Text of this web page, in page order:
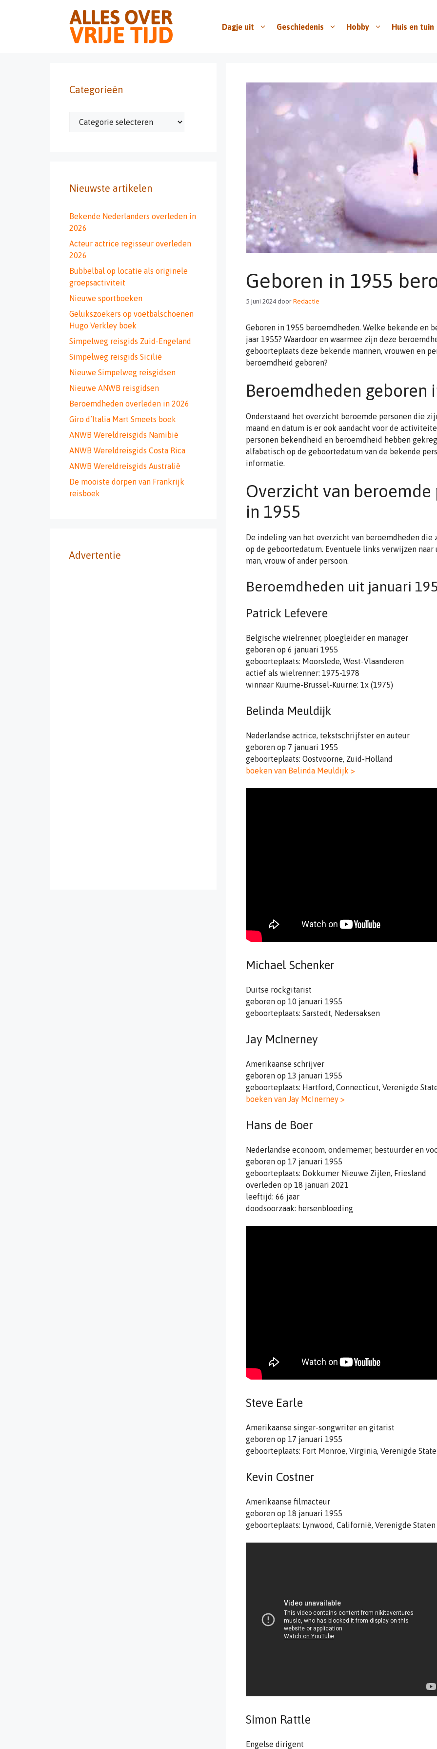
Dagje uit Geschiedenis Hobby Huis en tuin
Geboren in 1955
5 juni 2024doorRedactie
Geboren in 1955 beroemdheden. Welke bekende en
jaar 1955? Waardoor en waarmee zijn deze
geboorteplaats deze bekende mannen, vrouwen en
beroemdheid geboren?
Beroemdheden geboren
Onderstaand het overzicht beroemde personen die
maand en datum is er ook aandacht voor de
personen bekendheid en beroemdheid hebben
alfabetisch op de geboortedatum van de bekende
informatie.
Overzicht van beroemde
in 1955
De indeling van het overzicht van beroemdheden
op de geboortedatum. Eventuele links verwijzen
man, vrouw of ander persoon.
Beroemdheden uit januari
Patrick Lefevere
Belgische wielrenner, ploegleider en manager
geboren op 6 januari 1955
geboorteplaats: Moorslede, West-Vlaanderen
actief als wielrenner: 1975-1978
winnaar Kuurne-Brussel-Kuurne: 1x (1975)
Belinda Meuldijk
Nederlandse actrice, tekstschrijfster en auteur
geboren op 7 januari 1955
geboorteplaats: Oostvoorne, Zuid-Holland
boeken van Belinda Meuldijk >
Michael Schenker
Duitse rockgitarist
geboren op 10 januari 1955
geboorteplaats: Sarstedt, Nedersaksen
Jay McInerney
Amerikaanse schrijver
geboren op 13 januari 1955
geboorteplaats: Hartford, Connecticut, Verenigde
boeken van Jay McInerney >
Hans de Boer
Nederlandse econoom, ondernemer, bestuurder en
geboren op 17 januari 1955
geboorteplaats: Dokkumer Nieuwe Zijlen, Friesland
overleden op 18 januari 2021
leeftijd: 66 jaar
doodsoorzaak: hersenbloeding
Steve Earle
Amerikaanse singer-songwriter en gitarist
geboren op 17 januari 1955
geboorteplaats: Fort Monroe, Virginia, Verenigde
Kevin Costner
Amerikaanse filmacteur
geboren op 18 januari 1955
geboorteplaats: Lynwood, Californië, Verenigde Staten
Simon Rattle
Engelse dirigent
Categorieën
Categorieën
Nieuwste artikelen
Bekende Nederlanders overleden in
2026
Acteur actrice regisseur overleden
2026
Bubbelbal op locatie als originele
groepsactiviteit
Nieuwe sportboeken
Gelukszoekers op voetbalschoenen
Hugo Verkley boek
Simpelweg reisgids Zuid-Engeland
Simpelweg reisgids Sicilië
Nieuwe Simpelweg reisgidsen
Nieuwe ANWB reisgidsen
Beroemdheden overleden in 2026
Giro d’Italia Mart Smeets boek
ANWB Wereldreisgids Namibië
ANWB Wereldreisgids Costa Rica
ANWB Wereldreisgids Australië
De mooiste dorpen van Frankrijk
reisboek
Advertentie